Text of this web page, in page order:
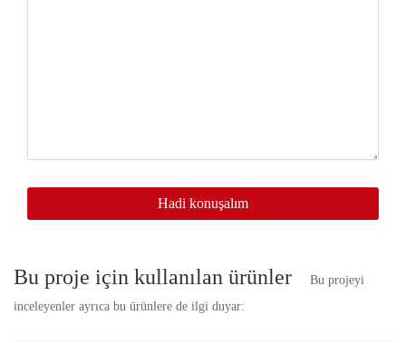
Hadi konuşalım
Bu proje için kullanılan ürünler
Bu projeyi
inceleyenler ayrıca bu ürünlere de ilgi duyar: